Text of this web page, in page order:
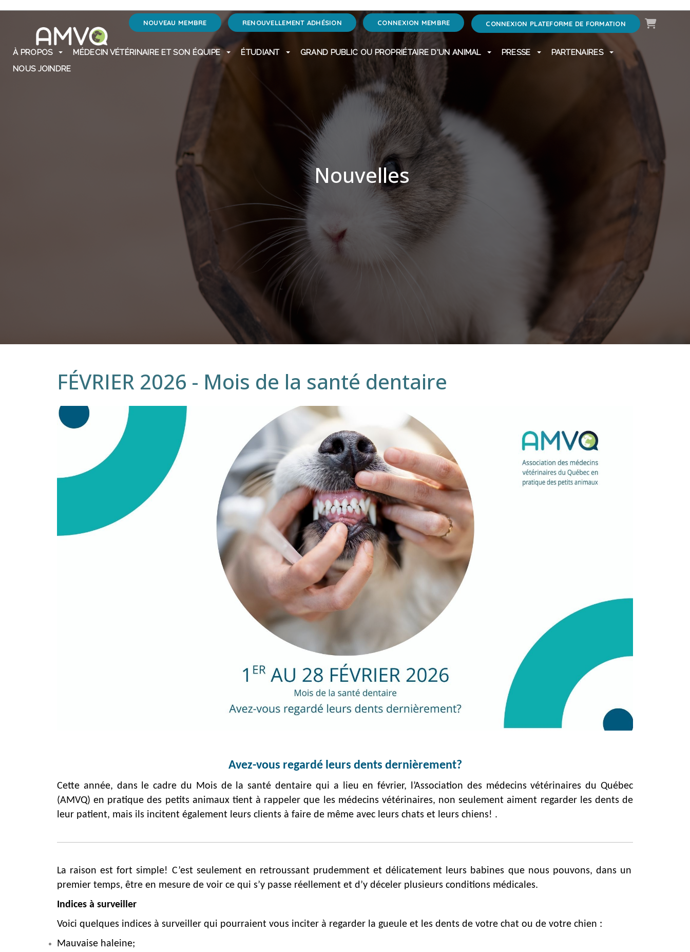
NOUVEAU MEMBRE RENOUVELLEMENT ADHÉSION CONNEXION MEMBRE CONNEXION PLATEFORME DE FORMATION Panier
À PROPOS MÉDECIN VÉTÉRINAIRE ET SON ÉQUIPE ÉTUDIANT GRAND PUBLIC OU PROPRIÉTAIRE D'UN ANIMAL PRESSE
PARTENAIRES
NOUS JOINDRE
Nouvelles
FÉVRIER 2026 - Mois de la santé dentaire
Avez-vous regardé leurs dents dernièrement?
Cette année, dans le cadre du Mois de la santé dentaire qui a lieu en février, l’Association des médecins vétérinaires du Québec
(AMVQ) en pratique des petits animaux tient à rappeler que les médecins vétérinaires, non seulement aiment regarder les dents de
leur patient, mais ils incitent également leurs clients à faire de même avec leurs chats et leurs chiens! .
La raison est fort simple! C’est seulement en retroussant prudemment et délicatement leurs babines que nous pouvons, dans un
premier temps, être en mesure de voir ce qui s’y passe réellement et d’y déceler plusieurs conditions médicales.
Indices à surveiller
Voici quelques indices à surveiller qui pourraient vous inciter à regarder la gueule et les dents de votre chat ou de votre chien :
Mauvaise haleine;